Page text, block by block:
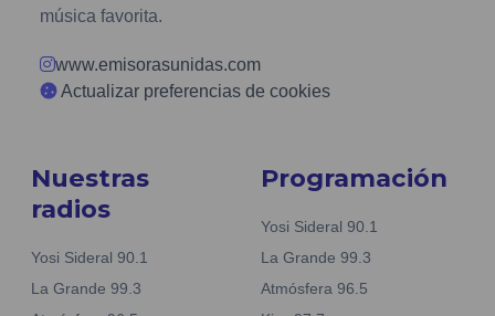
música favorita.
www.emisorasunidas.com
Actualizar preferencias de cookies
Nuestras
radios
Yosi Sideral 90.1
La Grande 99.3
Programación
Yosi Sideral 90.1
La Grande 99.3
Atmósfera 96.5